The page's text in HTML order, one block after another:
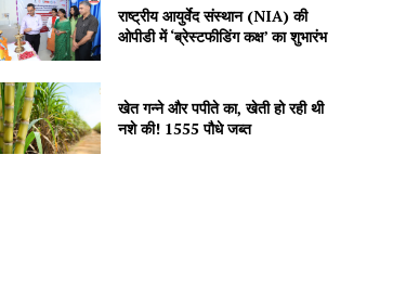
राष्ट्रीय आयुर्वेद संस्थान (NIA) की
ओपीडी में ‘ब्रेस्टफीडिंग कक्ष’ का शुभारंभ
खेत गन्ने और पपीते का, खेती हो रही थी
नशे की! 1555 पौधे जब्त